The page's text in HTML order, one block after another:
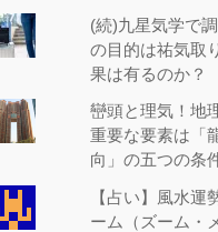
(続)九星気学で
の目的は祐気取
果は有るのか？
巒頭と理気！地
重要な要素は「
向」の五つの条
【占い】風水運
ーム（ズーム・